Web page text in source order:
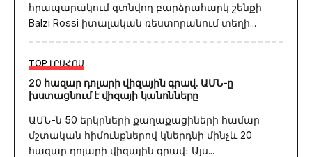
հրապարակում գտնվող բարձրահարկ շենքի
Balzi Rossi իտալական ռեստորանում տեղի...
TOP ԼՐԱՀՈՍ
20 հազար դոլարի վիզային գրավ. ԱՄՆ-ը
խստացնում է վիզայի կանոնները
ԱՄՆ-ն 50 երկրների քաղաքացիների համար
մշտական հիմունքներով կներդնի մինչև 20
հազար դոլարի վիզային գրավ։ Այս...